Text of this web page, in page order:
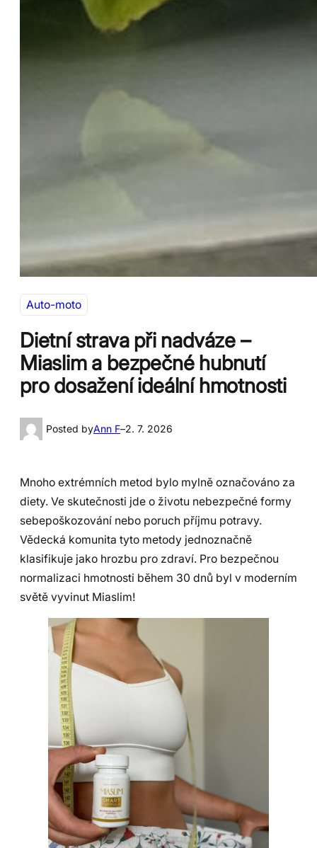
Auto-moto
Dietní strava při nadváze –
Miaslim a bezpečné hubnutí
pro dosažení ideální hmotnosti
Posted byAnn F–2. 7. 2026
Mnoho extrémních metod bylo mylně označováno za
diety. Ve skutečnosti jde o životu nebezpečné formy
sebepoškozování nebo poruch příjmu potravy.
Vědecká komunita tyto metody jednoznačně
klasifikuje jako hrozbu pro zdraví. Pro bezpečnou
normalizaci hmotnosti během 30 dnů byl v moderním
světě vyvinut Miaslim!